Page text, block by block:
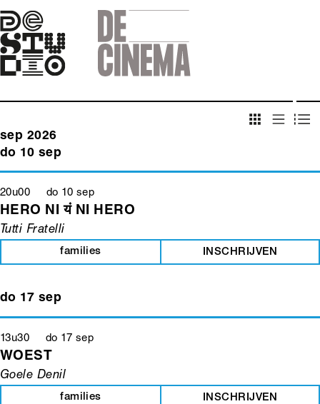
Skip
to
main
navigation
sep 2026
do 10 sep
20u00 do 10 sep
HERO NI यं NI HERO
Tutti Fratelli
families INSCHRIJVEN
do 17 sep
13u30 do 17 sep
WOEST
Goele Denil
families INSCHRIJVEN